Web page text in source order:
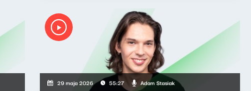
29 maja 2026 55:27 Adam Stasiak